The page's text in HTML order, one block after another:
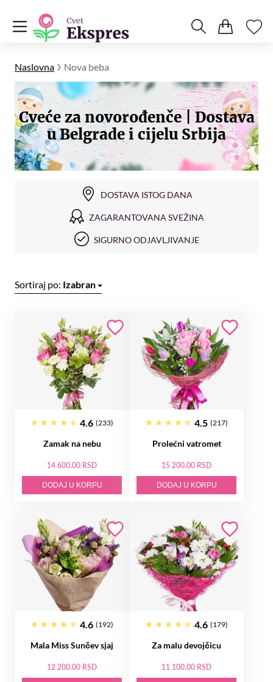
Naslovna Nova beba
Cveće za novorođenče | Dostava
u Belgrade i cijelu Srbija
DOSTAVA ISTOG DANA
ZAGARANTOVANA SVEŽINA
SIGURNO ODJAVLJIVANJE
Sortiraj po: Izabran
4.6 (233)
Zamak na nebu
14 600.00 RSD
DODAJ U KORPU
4.5 (217)
Prolećni vatromet
15 200.00 RSD
DODAJ U KORPU
4.6 (192)
Mala Miss Sunčev sjaj
12 200.00 RSD
4.6 (179)
Za malu devojčicu
11 100.00 RSD